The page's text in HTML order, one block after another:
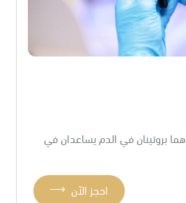
البروتين C والبروتين S هما بروتينان في الدم يساعدان في
⟶ احجز الآن